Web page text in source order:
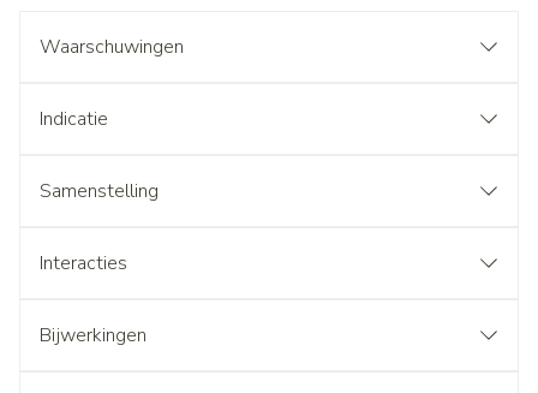
Waarschuwingen
Indicatie
Samenstelling
Interacties
Bijwerkingen